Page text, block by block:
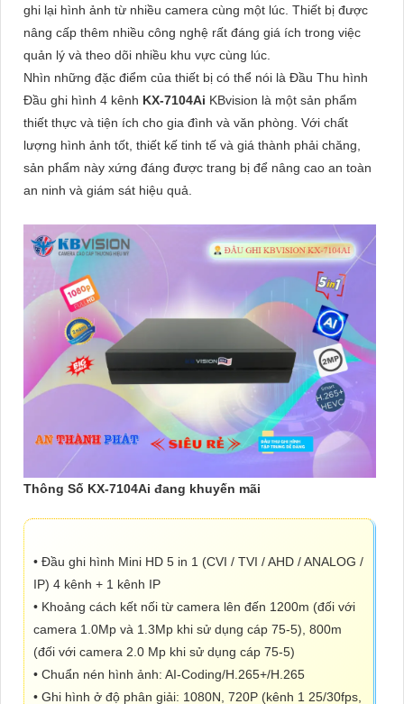
ghi lại hình ảnh từ nhiều camera cùng một lúc. Thiết bị được
nâng cấp thêm nhiều công nghệ rất đáng giá ích trong việc
quản lý và theo dõi nhiều khu vực cùng lúc.
Nhìn những đặc điểm của thiết bị có thể nói là Đầu Thu hình
Đầu ghi hình 4 kênh KX-7104Ai KBvision là một sản phẩm
thiết thực và tiện ích cho gia đình và văn phòng. Với chất
lượng hình ảnh tốt, thiết kế tinh tế và giá thành phải chăng,
sản phẩm này xứng đáng được trang bị để nâng cao an toàn
an ninh và giám sát hiệu quả.
Thông Số KX-7104Ai đang khuyến mãi
• Đầu ghi hình Mini HD 5 in 1 (CVI / TVI / AHD / ANALOG /
IP) 4 kênh + 1 kênh IP
• Khoảng cách kết nối từ camera lên đến 1200m (đối với
camera 1.0Mp và 1.3Mp khi sử dụng cáp 75-5), 800m
(đối với camera 2.0 Mp khi sử dụng cáp 75-5)
• Chuẩn nén hình ảnh: AI-Coding/H.265+/H.265
• Ghi hình ở độ phân giải: 1080N, 720P (kênh 1 25/30fps,